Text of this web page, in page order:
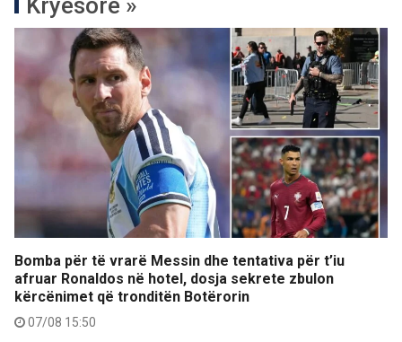
Bomba për të vrarë Messin dhe tentativa për t’iu
afruar Ronaldos në hotel, dosja sekrete zbulon
kërcënimet që tronditën Botërorin
07/08 15:50